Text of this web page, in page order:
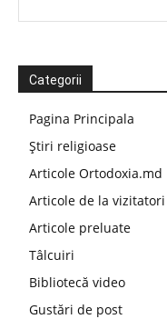
Categorii
Pagina Principala
Știri religioase
Articole Ortodoxia.md
Articole de la vizitatori
Articole preluate
Tâlcuiri
Bibliotecă video
Gustări de post